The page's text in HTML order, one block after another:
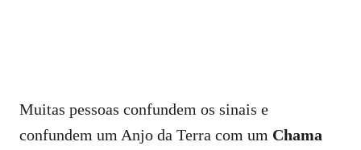
Muitas pessoas confundem os sinais e
confundem um Anjo da Terra com um Chama